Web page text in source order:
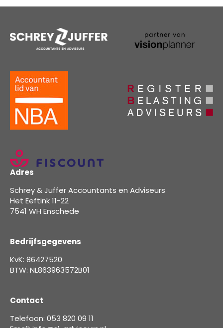
Adres
Schrey & Juffer Accountants en Adviseurs
Het Eeftink 11-22
7541 WH Enschede
Bedrijfsgegevens
KvK: 86427520
BTW: NL863963572B01
Contact
Telefoon: 053 820 09 11